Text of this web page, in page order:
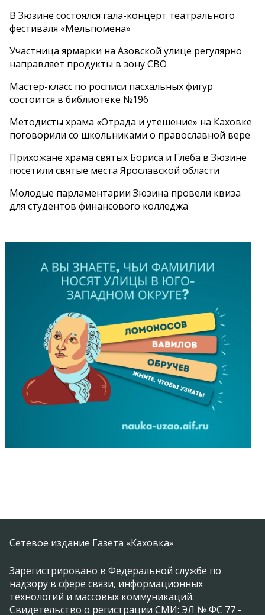
В Зюзине состоялся гала-концерт театрального
фестиваля «Мельпомена»
Участница ярмарки на Азовской улице регулярно
направляет продукты в зону СВО
Мастер-класс по росписи пасхальных фигур
состоится в библиотеке №196
Методисты храма «Отрада и утешение» на Каховке
поговорили со школьниками о православной вере
Прихожане храма святых Бориса и Глеба в Зюзине
посетили святые места Ярославской области
Молодые парламентарии Зюзина провели квиза
для студентов финансового колледжа
Сетевое издание Газета «Каховка»
Зарегистрировано в Федеральной службе по
надзору в сфере связи, информационных
технологий и массовых коммуникаций.
Свидетельство о регистрации СМИ: ЭЛ № ФС 77 -